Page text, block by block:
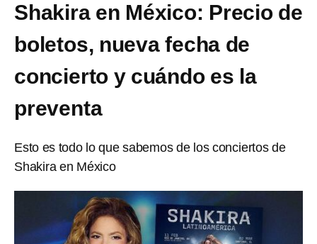
Shakira en México: Precio de
boletos, nueva fecha de
concierto y cuándo es la
preventa
Esto es todo lo que sabemos de los conciertos de
Shakira en México